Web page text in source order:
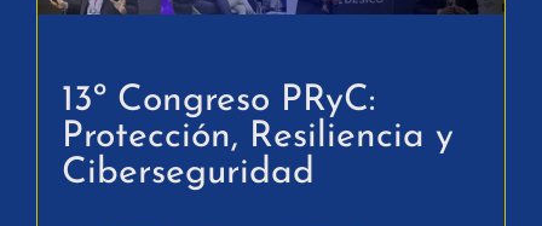
13º Congreso PRyC:
Protección, Resiliencia y
Ciberseguridad